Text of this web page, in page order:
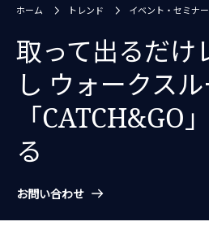
ホーム トレンド イベント・セミナー
取って出るだけ
し ウォークス
「CATCH&GO
る
お問い合わせ